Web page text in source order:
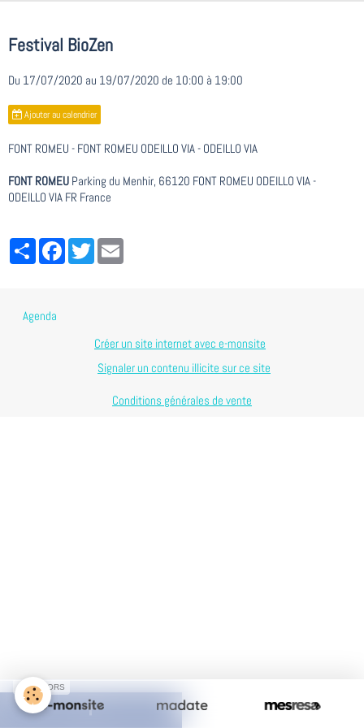
Festival BioZen
Du 17/07/2020 au 19/07/2020 de 10:00 à 19:00
Ajouter au calendrier
FONT ROMEU - FONT ROMEU ODEILLO VIA - ODEILLO VIA
FONT ROMEU Parking du Menhir, 66120 FONT ROMEU ODEILLO VIA -
ODEILLO VIA FR France
PartagerFacebookTwitter
Agenda
Créer un site internet avec e-monsite
Signaler un contenu illicite sur ce site
Conditions générales de vente
SPONSORS